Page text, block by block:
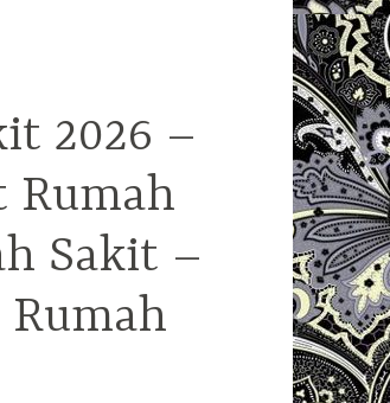
2026 –
Rumah
Sakit –